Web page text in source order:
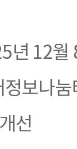
년 12
보나
선